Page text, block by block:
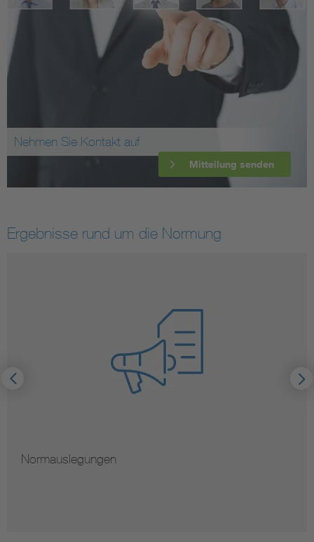
Nehmen Sie Kontakt auf
Mitteilung senden
Ergebnisse rund um die Normung
Normauslegungen